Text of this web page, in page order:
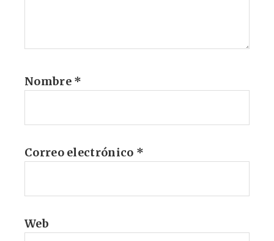
Nombre *
Correo electrónico *
Web